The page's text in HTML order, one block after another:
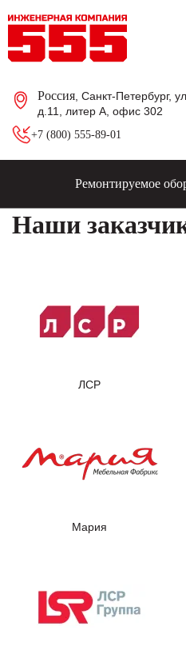
Россия , Санкт-Петербург,
д.11, литер А, офис 302
+7 (800) 555-89-01
Ремонтируемое
Наши
ЛСР
Мария